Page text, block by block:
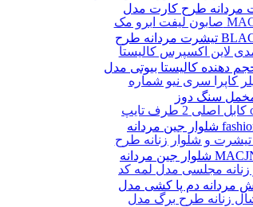
لاین اکسپرس کالیستا
مخمل سنگ دوز